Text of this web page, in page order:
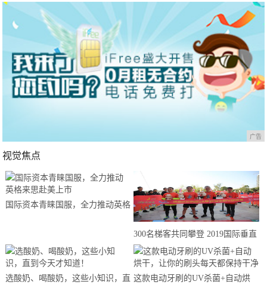
广告
视觉焦点
国际资本青睐国服，全力推动英格
300名梯客共同攀登 2019国际垂直
马拉松超级精英赛顺德海骏达中心
站欢乐开跑
选酸奶、喝酸奶，这些小知识，直 这款电动牙刷的UV杀菌+自动烘